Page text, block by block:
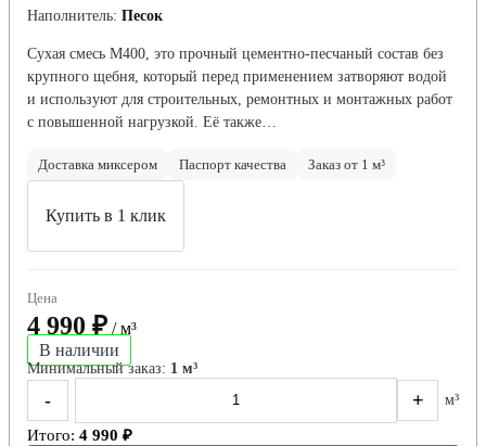
Наполнитель: Песок
Сухая смесь М400, это прочный цементно-песчаный состав без
крупного щебня, который перед применением затворяют водой
и используют для строительных, ремонтных и монтажных работ
с повышенной нагрузкой. Её также…
Доставка миксером Паспорт качества Заказ от 1 м³
Купить в 1 клик
Цена
4 990 ₽ / м³
В наличии
Минимальный заказ: 1 м³
- + м³
Итого: 4 990 ₽